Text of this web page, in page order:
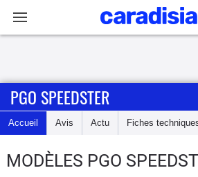
Accueil
Actu
Essais
PGO SPEEDSTER
Accueil Avis Actu Fiches
MODÈLES PGO